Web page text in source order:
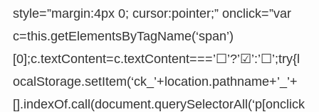
style=”margin:4px 0; cursor:pointer;” onclick=”var
c=this.getElementsByTagName(‘span’)
[0];c.textContent=c.textContent===’☐’?’☑’:’☐’;try{l
ocalStorage.setItem(‘ck_’+location.pathname+’_’+
[].indexOf.call(document.querySelectorAll(‘p[onclick